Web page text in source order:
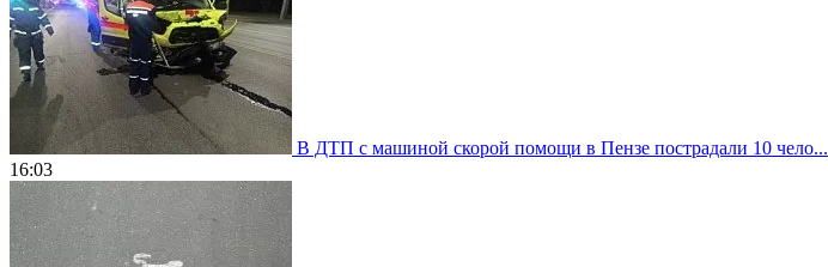
В ДТП с машиной скорой помощи в Пензе пострадали 10 чело...
16:03